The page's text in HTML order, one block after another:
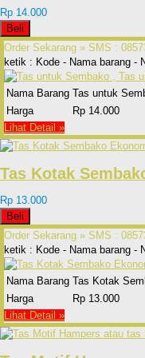
Rp 14.000
Beli
Order Sekarang » SMS :
ketik : Kode - Nama barang -
Nama Barang Tas untuk
Harga
Rp 14.000
Lihat Detail »
Tas Kotak
Rp 13.000
Beli
Order Sekarang » SMS :
ketik : Kode - Nama barang -
Nama Barang Tas Kotak
Harga
Rp 13.000
Lihat Detail »